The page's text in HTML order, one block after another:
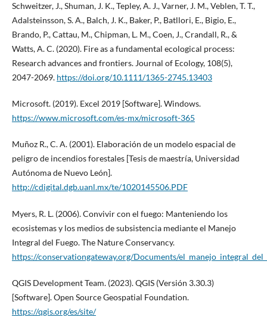
Schweitzer, J., Shuman, J. K., Tepley, A. J., Varner, J. M., Veblen, T. T.,
Adalsteinsson, S. A., Balch, J. K., Baker, P., Batllori, E., Bigio, E.,
Brando, P., Cattau, M., Chipman, L. M., Coen, J., Crandall, R., &
Watts, A. C. (2020). Fire as a fundamental ecological process:
Research advances and frontiers. Journal of Ecology, 108(5),
2047-2069. https://doi.org/10.1111/1365-2745.13403
Microsoft. (2019). Excel 2019 [Software]. Windows.
https://www.microsoft.com/es-mx/microsoft-365
Muñoz R., C. A. (2001). Elaboración de un modelo espacial de
peligro de incendios forestales [Tesis de maestría, Universidad
Autónoma de Nuevo León].
http://cdigital.dgb.uanl.mx/te/1020145506.PDF
Myers, R. L. (2006). Convivir con el fuego: Manteniendo los
ecosistemas y los medios de subsistencia mediante el Manejo
Integral del Fuego. The Nature Conservancy.
https://conservationgateway.org/Documents/
QGIS Development Team. (2023). QGIS (Versión 3.30.3)
[Software]. Open Source Geospatial Foundation.
https://qgis.org/es/site/